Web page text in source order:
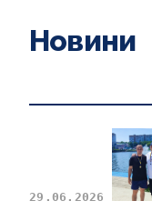
СТУДЕНТУ
АБІТУРІЄНТУ
АКРЕДИТАЦІЇ
АСПІРАНТУ
Новини
29.06.2026